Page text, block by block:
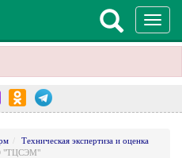
Техническая экспертиза и оценка
"ТЦСЭМ"